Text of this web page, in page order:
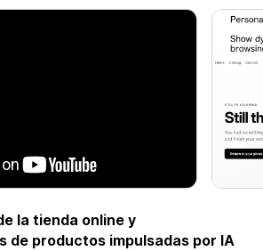
la tienda online y
de productos impulsadas por IA